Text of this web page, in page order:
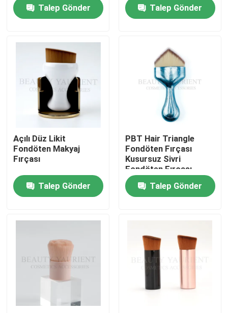
Ana sayfa
Hakkımızda
Kişiler
Ürünler
Yüz Makyaj Fırça Seti
Özel Marka Makyaj Fırçaları
Üst Düzey Makyaj Fırçası
Yüz makyaj araçları
Kabuki Makyaj Fırçası
Talep Gönder
Talep Gönder
Açılı Düz ​​Likit
Fondöten Makyaj
Fırçası
Talep Gönder
PBT Hair Triangle
Fondöten Fırçası
Kusursuz Sivri
Fondöten Fırçası
SA8000 Sertifikalı
Talep Gönder